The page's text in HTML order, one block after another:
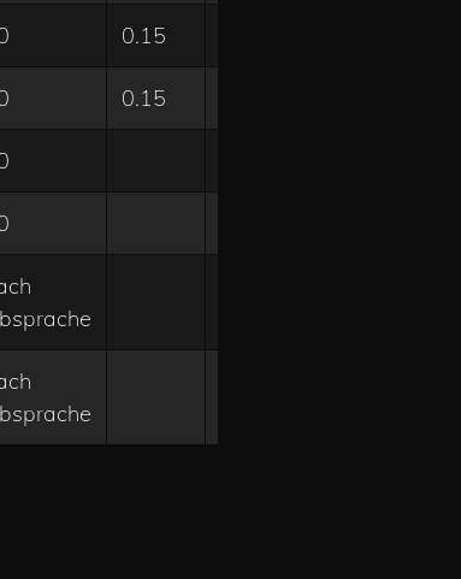
0.15
0.15